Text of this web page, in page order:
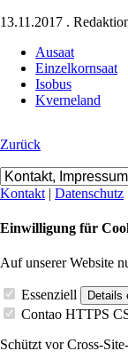
13.11.2017 .
Ausaat
Einzelkornsaat
Isobus
Kverneland
Zurück
Kontakt | Datenschutz
Einwilligung für
Auf unserer Website
Essenziell Details
Contao HTTPS
Schützt vor Cross-